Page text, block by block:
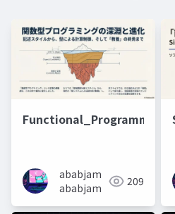
ababjam
ababjam
209